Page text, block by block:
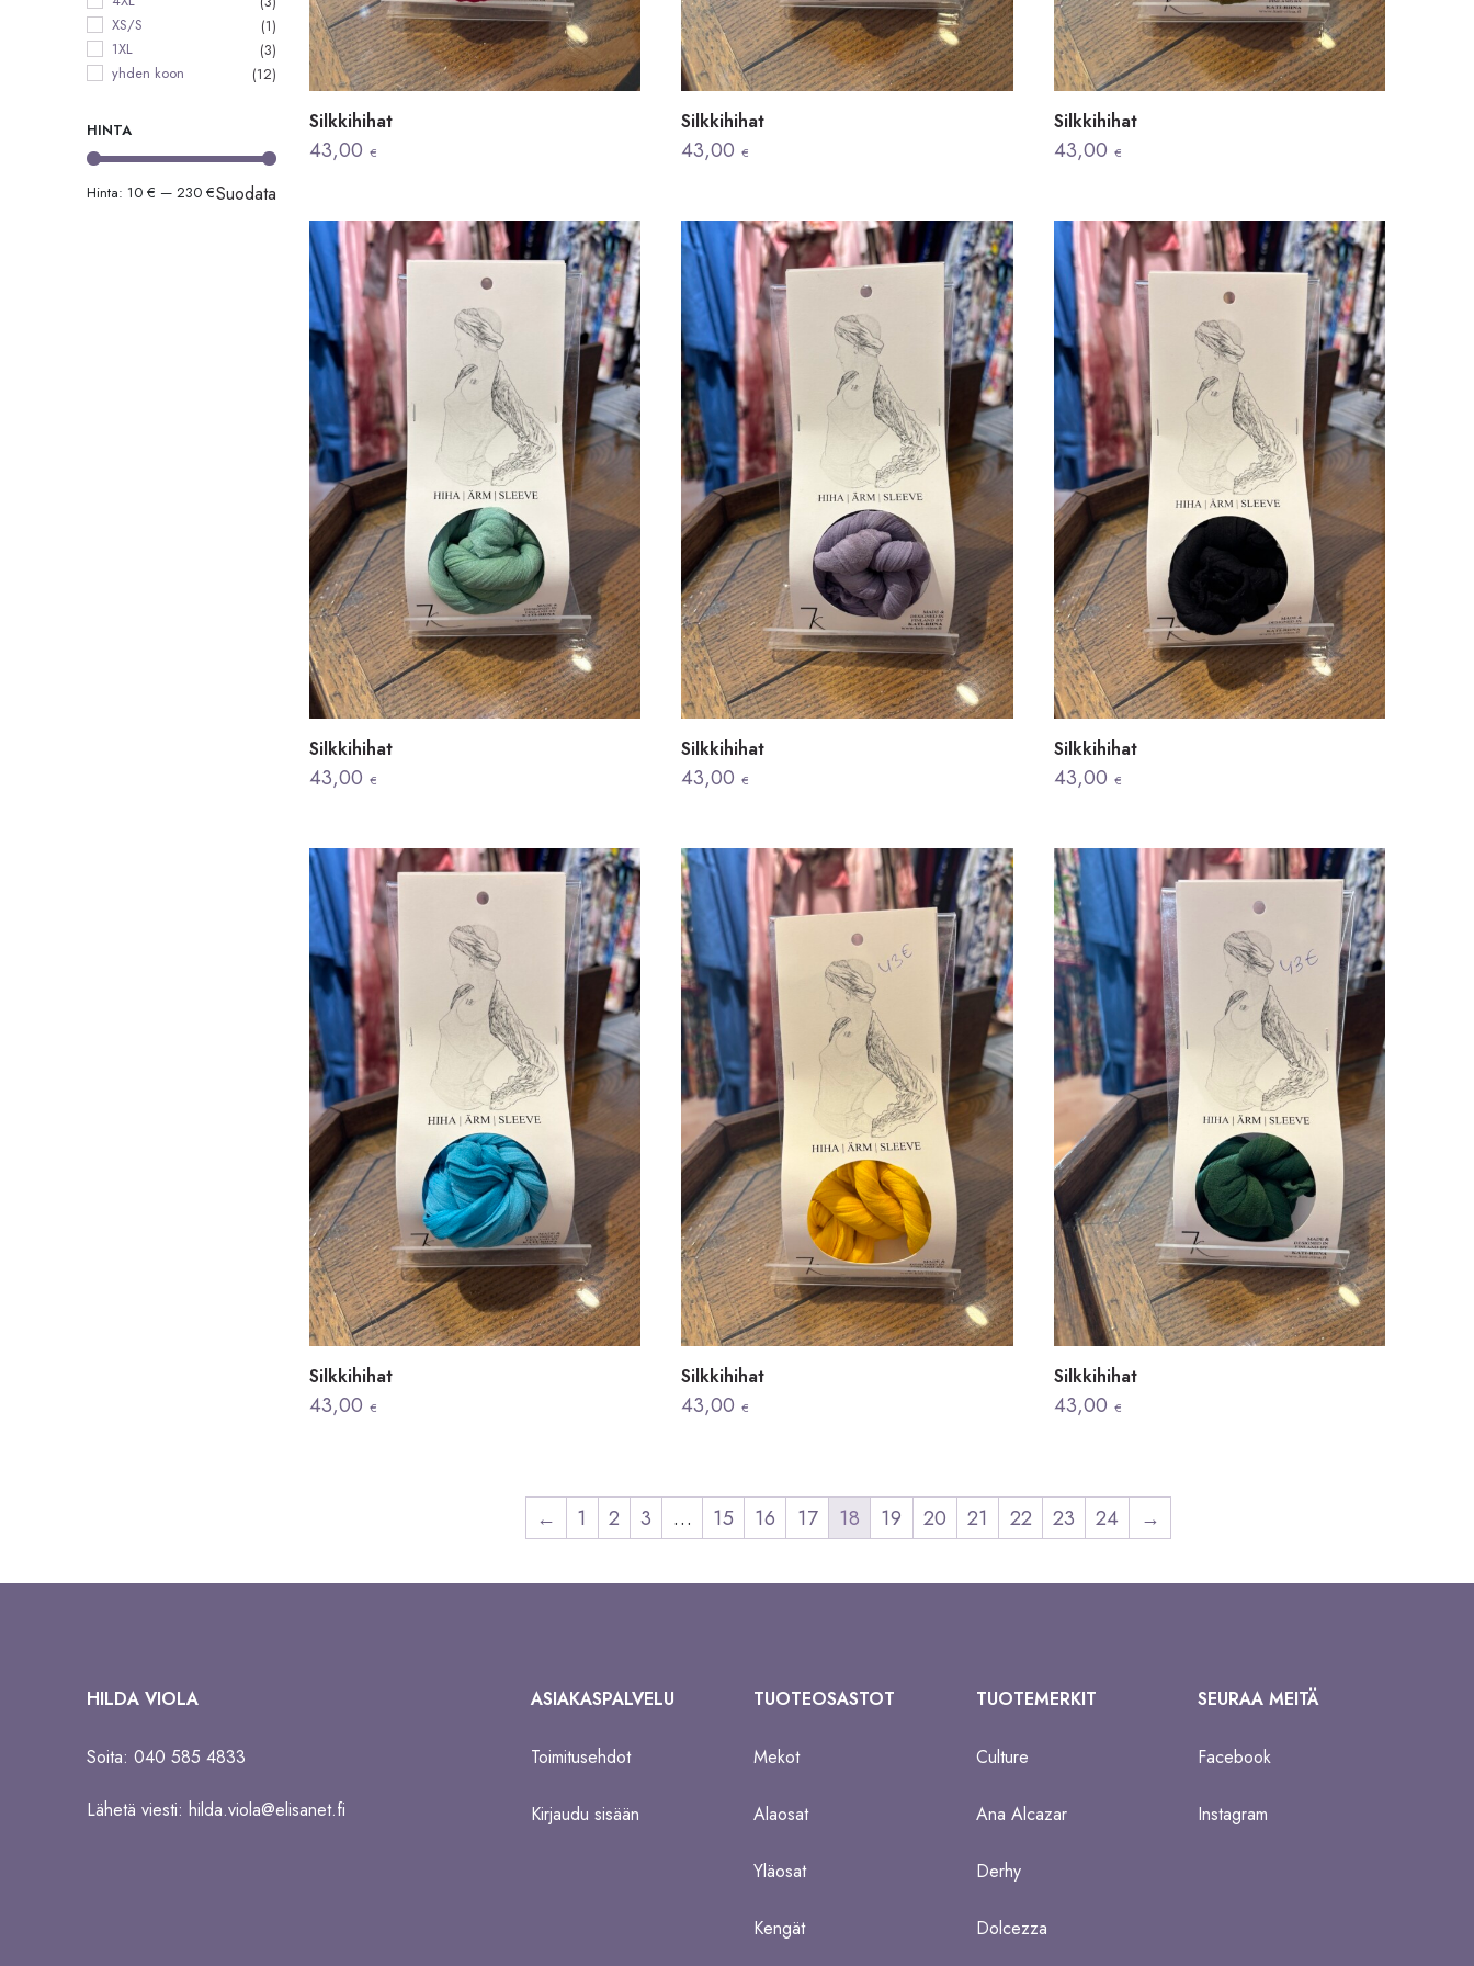
XS/S
(1)
1XL
(3)
yhden koon
(12)
HINTA
Minimihinta
Maksimihinta
Suodata
Hinta: 10 € — 230 €
Silkkihihat
43,00 €
Silkkihihat
43,00€
Silkkihihat
43,00€
Silkkihihat
43,00 €
Silkkihihat
43,00€
Silkkihihat
43,00€
Silkkihihat
43,00 €
Silkkihihat
43,00€
Silkkihihat
43,00€
← 1 2 3 … 15 16 17 18 19 20 21 22 23 24 →
HILDA VIOLA
Soita: 040 585 4833
Lähetä viesti: hilda.viola@elisanet.fi
ASIAKASPALVELU
Toimitusehdot
Kirjaudu sisään
TUOTEOSASTOT
Mekot
Alaosat
Yläosat
Kengät
TUOTEMERKIT
Culture
Ana Alcazar
Derhy
Dolcezza
SEURAA MEITÄ
Facebook
Instagram